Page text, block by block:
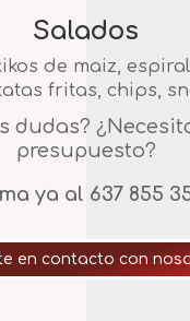
Salados
de maiz,
fritas, chips,
dudas?
presupuesto?
ya al 637 855
en contacto con